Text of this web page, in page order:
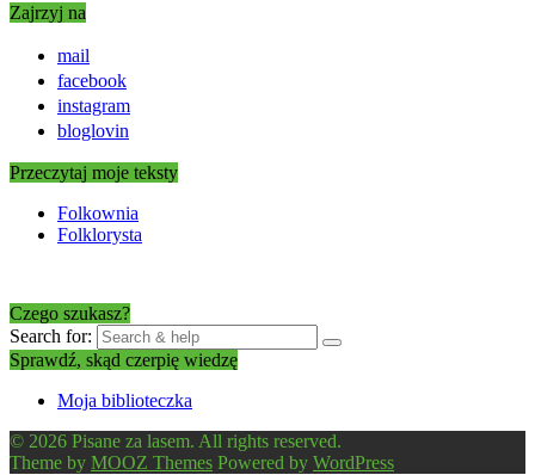
Zajrzyj na
mail
facebook
instagram
bloglovin
Przeczytaj moje teksty
Folkownia
Folklorysta
Czego szukasz?
Search for:
Sprawdź, skąd czerpię wiedzę
Moja biblioteczka
© 2026 Pisane za lasem. All rights reserved.
Theme by MOOZ Themes Powered by WordPress